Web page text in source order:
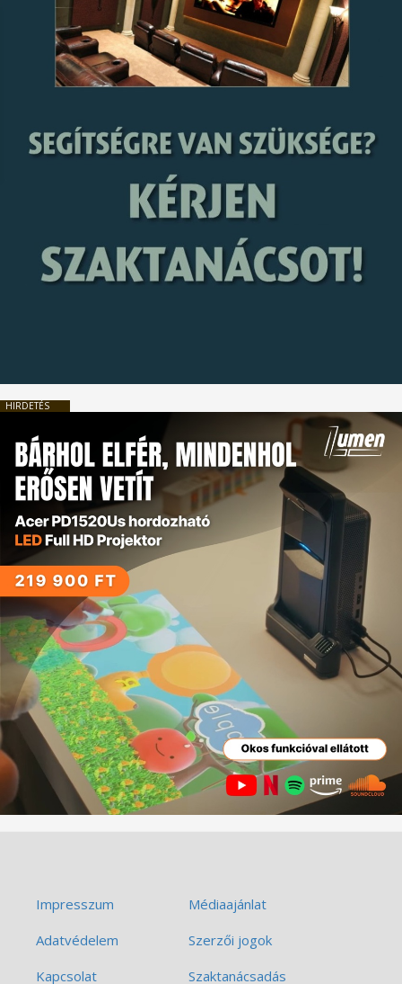
HIRDETÉS
Impresszum
Médiaajánlat
Adatvédelem
Szerzői jogok
Kapcsolat
Szaktanácsadás